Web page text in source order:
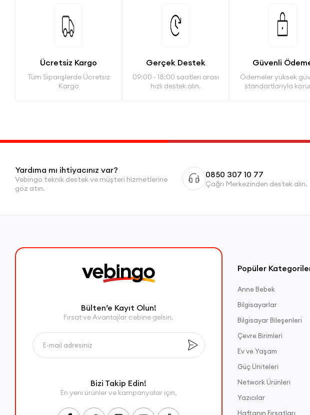
Ücretsiz Kargo
Tüm Siparişlerde Ücretsiz
Kargo
Gerçek Destek
09:00 - 18:00 saatleri arası
hızlı destek alın.
Güvenli
Ödemeler yüksek
standartlarıyla
Yardıma mı ihtiyacınız var?
Vebingo teknik destek ve müşteri hizmetlerine
göz atın.
0850 307 10 77
Çağrı Merkezinden destek alın.
Bülten’e Kayıt Olun!
Fırsat ve Avantajlar cebine gelsin.
Bizi Takip Edin!
En yeni ürünler ve kampanyalar için,
Popüler
Anne Bebek
Bilgisayarlar
Bilgisayar Bileşenleri
Çevre Birimleri
Ev ve Yaşam
Güç Üniteleri
Network Ürünleri
Yazıcılar
Haftanın Fırsatları